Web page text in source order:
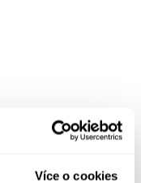
Více o cookies